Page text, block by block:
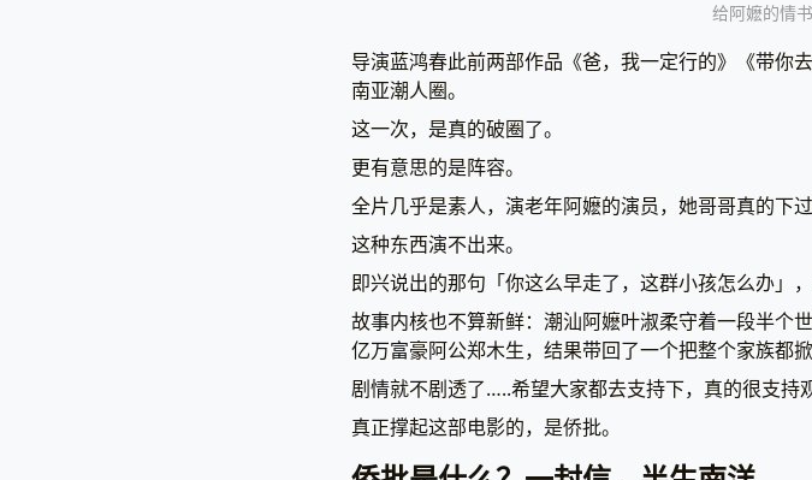
给阿嬷的情
导演蓝鸿春此前两部作品《爸，我一定行的》《带你
南亚潮人圈。
这一次，是真的破圈了。
更有意思的是阵容。
全片几乎是素人，演老年阿嬷的演员，她哥哥真的下
这种东西演不出来。
即兴说出的那句「你这么早走了，这群小孩怎么办」
故事内核也不算新鲜：潮汕阿嬷叶淑柔守着一段半个
亿万富豪阿公郑木生，结果带回了一个把整个家族都掀
剧情就不剧透了…..希望大家都去支持下，真的很支持
真正撑起这部电影的，是侨批。